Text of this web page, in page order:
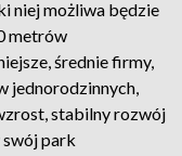
niej możliwa będzie
metrów
średnie firmy,
jednorodzinnych,
stabilny rozwój
swój park